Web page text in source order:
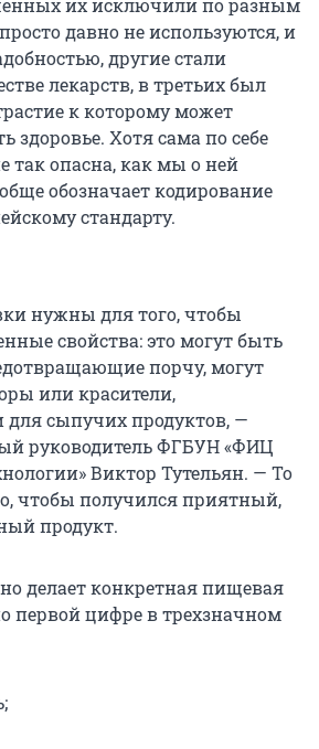
их исключили по разным
давно не используются, и
другие стали
лекарств, в третьих был
к которому может
здоровье. Хотя сама по себе
так опасна, как мы о ней
обозначает кодирование
стандарту.
нужны для того, чтобы
свойства: это могут быть
порчу, могут
или красители,
для сыпучих продуктов, —
руководитель ФГБУН «ФИЦ
Виктор Тутельян. — То
чтобы получился приятный,
продукт.
делает конкретная пищевая
первой цифре в трехзначном